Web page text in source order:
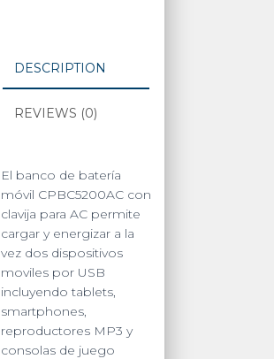
DESCRIPTION
REVIEWS (0)
El banco de batería
móvil CPBC5200AC con
clavija para AC permite
cargar y energizar a la
vez dos dispositivos
moviles por USB
incluyendo tablets,
smartphones,
reproductores MP3 y
consolas de juego